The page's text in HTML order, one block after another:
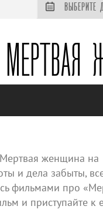
ВЫБЕРИТЕ
женщина на
и дела забыты,
фильмами про
и приступайте к